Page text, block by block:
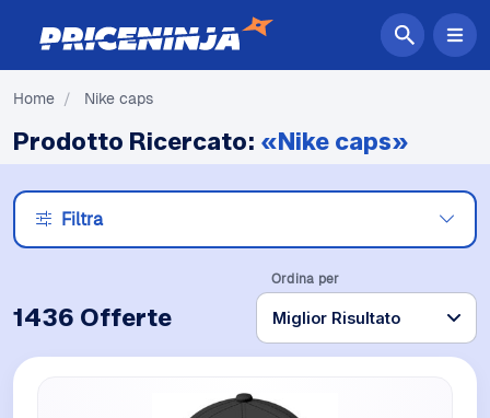
Home / Nike caps
Prodotto Ricercato: «Nike caps»
Filtra
1436 Offerte
Ordina per